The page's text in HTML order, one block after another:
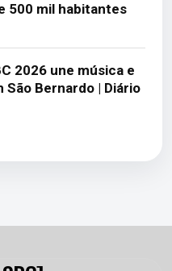
500 mil habitantes
2026 une música e
São Bernardo | Diário